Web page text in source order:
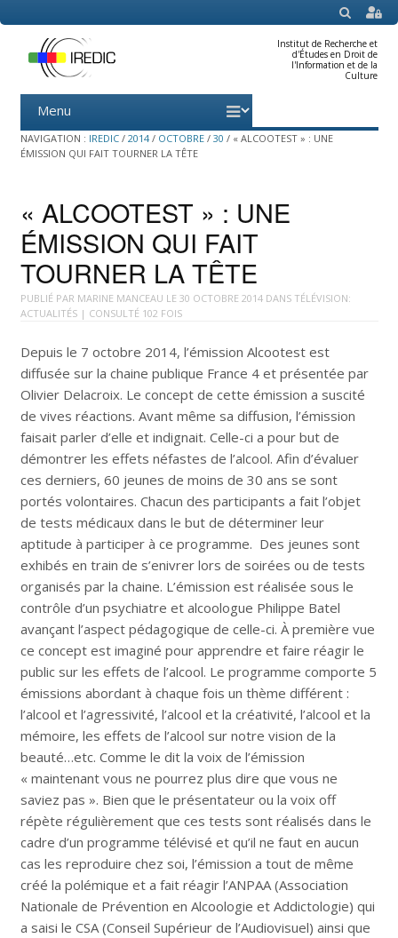
SEARCH
Institut de Recherche et
d'Études en Droit de
l'Information et de la
Culture
Menu
content
NAVIGATION : IREDIC / 2014 / OCTOBRE / 30 / « ALCOOTEST » : UNE
ÉMISSION QUI FAIT TOURNER LA TÊTE
« ALCOOTEST » : UNE
ÉMISSION QUI FAIT
TOURNER LA TÊTE
PUBLIÉ PAR MARINE MANCEAU LE 30 OCTOBRE 2014DANS TÉLÉVISION:
ACTUALITÉS| CONSULTÉ 102 FOIS
Depuis le 7 octobre 2014, l’émission Alcootest est
diffusée sur la chaine publique France 4 et présentée par
Olivier Delacroix. Le concept de cette émission a suscité
de vives réactions. Avant même sa diffusion, l’émission
faisait parler d’elle et indignait. Celle-ci a pour but de
démontrer les effets néfastes de l’alcool. Afin d’évaluer
ces derniers, 60 jeunes de moins de 30 ans se sont
portés volontaires. Chacun des participants a fait l’objet
de tests médicaux dans le but de déterminer leur
aptitude à participer à ce programme. Des jeunes sont
exhibés en train de s’enivrer lors de soirées ou de tests
organisés par la chaine. L’émission est réalisée sous le
contrôle d’un psychiatre et alcoologue Philippe Batel
avançant l’aspect pédagogique de celle-ci. À première vue
ce concept est imaginé pour apprendre et faire réagir le
public sur les effets de l’alcool. Le programme comporte 5
émissions abordant à chaque fois un thème différent :
l’alcool et l’agressivité, l’alcool et la créativité, l’alcool et la
mémoire, les effets de l’alcool sur notre vision de la
beauté…etc. Comme le dit la voix de l’émission
« maintenant vous ne pourrez plus dire que vous ne
saviez pas ». Bien que le présentateur ou la voix off
répète régulièrement que ces tests sont réalisés dans le
cadre d’un programme télévisé et qu’il ne faut en aucun
cas les reproduire chez soi, l’émission a tout de même
créé la polémique et a fait réagir l’ANPAA (Association
Nationale de Prévention en Alcoologie et Addictologie) qui
a saisi le CSA (Conseil Supérieur de l’Audiovisuel) ainsi que